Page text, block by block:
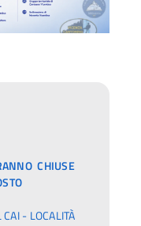
CHIUSE
- LOCALITÀ